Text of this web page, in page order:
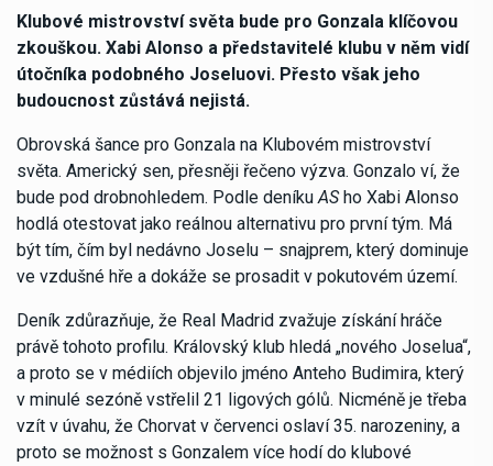
Klubové mistrovství světa bude pro Gonzala klíčovou
zkouškou. Xabi Alonso a představitelé klubu v něm vidí
útočníka podobného Joseluovi. Přesto však jeho
budoucnost zůstává nejistá.
Obrovská šance pro Gonzala na Klubovém mistrovství
světa. Americký sen, přesněji řečeno výzva. Gonzalo ví, že
bude pod drobnohledem. Podle deníku ASho Xabi Alonso
hodlá otestovat jako reálnou alternativu pro první tým. Má
být tím, čím byl nedávno Joselu – snajprem, který dominuje
ve vzdušné hře a dokáže se prosadit v pokutovém území.
Deník zdůrazňuje, že Real Madrid zvažuje získání hráče
právě tohoto profilu. Královský klub hledá „nového Joselua“,
a proto se v médiích objevilo jméno Anteho Budimira, který
v minulé sezóně vstřelil 21 ligových gólů. Nicméně je třeba
vzít v úvahu, že Chorvat v červenci oslaví 35. narozeniny, a
proto se možnost s Gonzalem více hodí do klubové